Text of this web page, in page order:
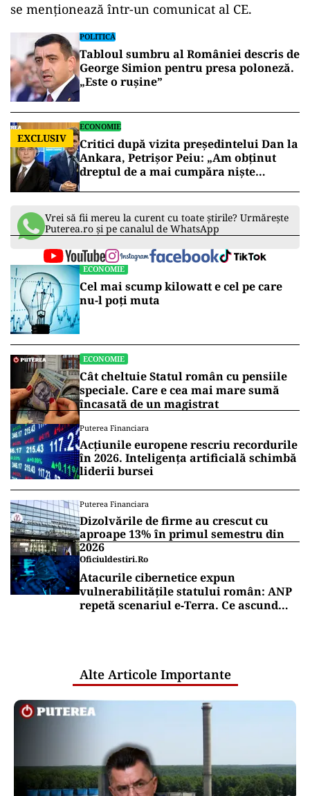
se menţionează într-un comunicat al CE.
POLITICĂ
Tabloul sumbru al României descris de
George Simion pentru presa poloneză.
„Este o rușine”
EXCLUSIV
ECONOMIE
Critici după vizita președintelui Dan la
Ankara, Petrișor Peiu: „Am obținut
dreptul de a mai cumpăra niște
Vrei să fii mereu la curent cu toate știrile? Urmărește
Puterea.ro și pe canalul de WhatsApp
ECONOMIE
Cel mai scump kilowatt e cel pe care
nu-l poți muta
ECONOMIE
Cât cheltuie Statul român cu pensiile
speciale. Care e cea mai mare sumă
încasată de un magistrat
Puterea Financiara
Acțiunile europene rescriu recordurile
în 2026. Inteligența artificială schimbă
liderii bursei
Puterea Financiara
Dizolvările de firme au crescut cu
aproape 13% în primul semestru din
2026
Oficiuldestiri.ro
Atacurile cibernetice expun
vulnerabilitățile statului român: ANP
repetă scenariul e‑Terra. Ce ascund
Alte Articole Importante